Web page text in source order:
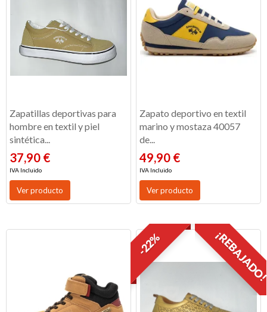
Zapatillas deportivas para
hombre en textil y piel
sintética...
37,90 €
IVA Incluido
Ver producto
Zapato deportivo en textil
marino y mostaza 40057
de...
49,90 €
IVA Incluido
Ver producto
-22%